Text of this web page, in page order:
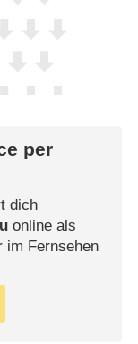
per
dich
online als
im Fernsehen